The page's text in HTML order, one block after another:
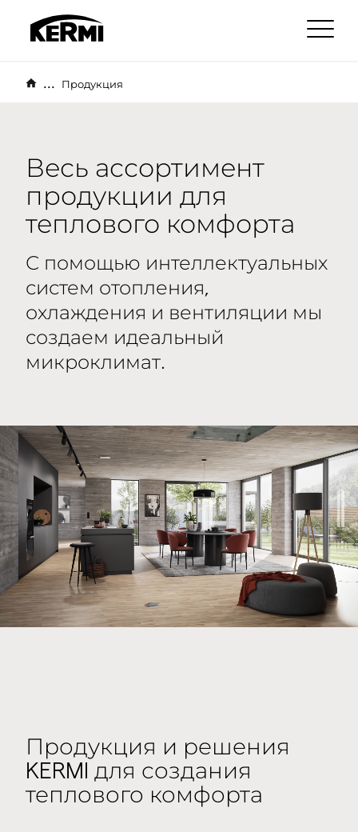
... Продукция
Весь ассортимент
продукции для
теплового комфорта
С помощью интеллектуальных
систем отопления,
охлаждения и вентиляции мы
создаем идеальный
микроклимат.
Продукция и решения
KERMI для создания
теплового комфорта